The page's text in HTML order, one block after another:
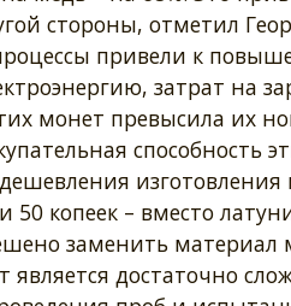
стороны, отметил
привели к
затрат на
монет превысила их
способность
изготовления
копеек – вместо
заменить
достаточно